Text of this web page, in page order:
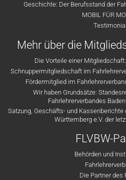
Geschichte: Der Berufsstand der
MOBIL FÜR
Mehr über die
Die Vorteile einer
Schnuppermitgliedschaft im
Fördermitglied im
Wir haben Grundsätze:
Fahrlehrerverbandes
Satzung, Geschäfts- und Kassenberichte
Württemberg e.V. der
FLVBW-
Behörden und
Die Partner des